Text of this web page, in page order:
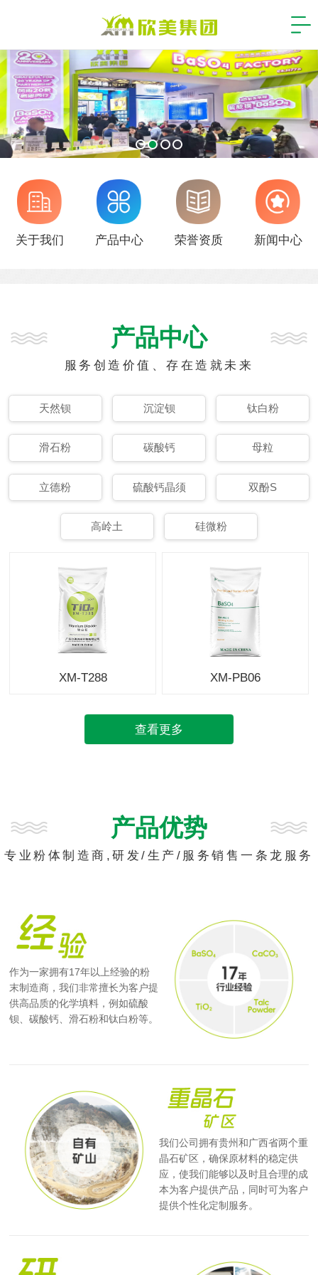
关于我们 产品中心 荣誉资质 新闻中心
产品中心
服务创造价值、存在造就未来
天然钡 沉淀钡 钛白粉
滑石粉 碳酸钙 母粒
立德粉 硫酸钙晶须 双酚S
高岭土 硅微粉
XM-T288 XM-PB06
查看更多
产品优势
专业粉体制造商,研发/生产/服务销售一条龙服务
作为一家拥有17年以上经验的粉
末制造商，我们非常擅长为客户提
供高品质的化学填料，例如硫酸
钡、碳酸钙、滑石粉和钛白粉等。
我们公司拥有贵州和广西省两个重
晶石矿区，确保原材料的稳定供
应，使我们能够以及时且合理的成
本为客户提供产品，同时可为客户
提供个性化定制服务。